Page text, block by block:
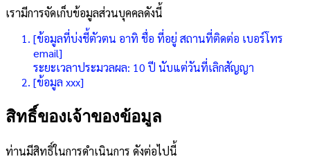
เรามีการจัดเก็บข้อมูลส่วนบุคคลดังนี้
[ข้อมูลที่บ่งชี้ตัวตน อาทิ ชื่อ ที่อยู่ สถานที่ติดต่อ เบอร์โทร
email]
ระยะเวลาประมวลผล: 10 ปี นับแต่วันที่เลิกสัญญา
[ข้อมูล xxx]
สิทธิ์ของเจ้าของข้อมูล
ท่านมีสิทธิ์ในการดำเนินการ ดังต่อไปนี้